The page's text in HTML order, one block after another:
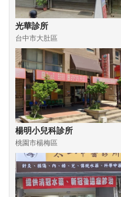
光華診所
台中市大肚區
楊明小兒科診所
桃園市楊梅區